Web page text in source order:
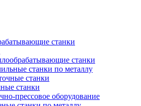
станки
станки
станки по металлу
станки
станки
прессовое оборудование